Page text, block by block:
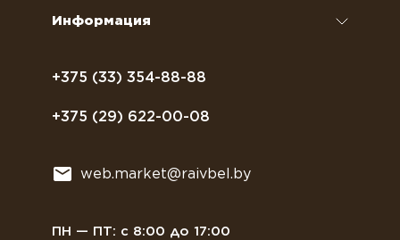
+375 (33) 354-88-88
+375 (29) 622-00-08
web.market@raivbel.by
ПН — ПТ: с 8:00 до 17:00
Информация
Договор оферты